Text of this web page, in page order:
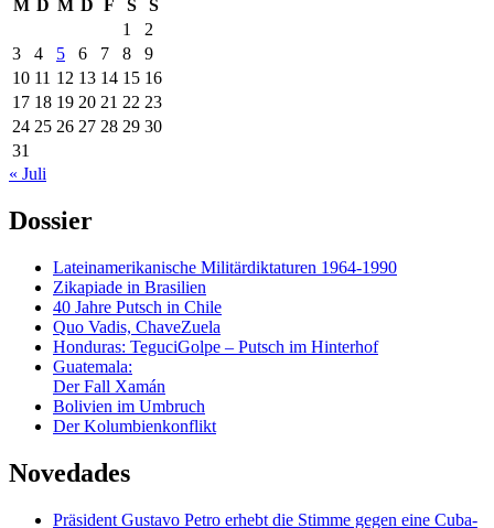
M D M D F S
S
1
2
3
4 5 6 7 8
9
10 11 12 13 14 15 16
17 18 19 20 21 22 23
24 25 26 27 28 29 30
31
« Juli
Dossier
Lateinamerikanische Militärdiktaturen 1964-1990
Zikapiade in Brasilien
40 Jahre Putsch in Chile
Quo Vadis, ChaveZuela
Honduras: TeguciGolpe – Putsch im Hinterhof
Guatemala:
Der Fall Xamán
Bolivien im Umbruch
Der Kolumbienkonflikt
Novedades
Präsident Gustavo Petro erhebt die Stimme gegen eine Cuba-